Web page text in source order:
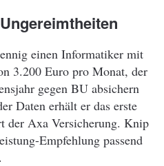
einen Informatiker mit
3.200 Euro pro Monat, der
gegen BU absichern
Daten erhält er das erste
der Axa Versicherung. Knip
Empfehlung passend